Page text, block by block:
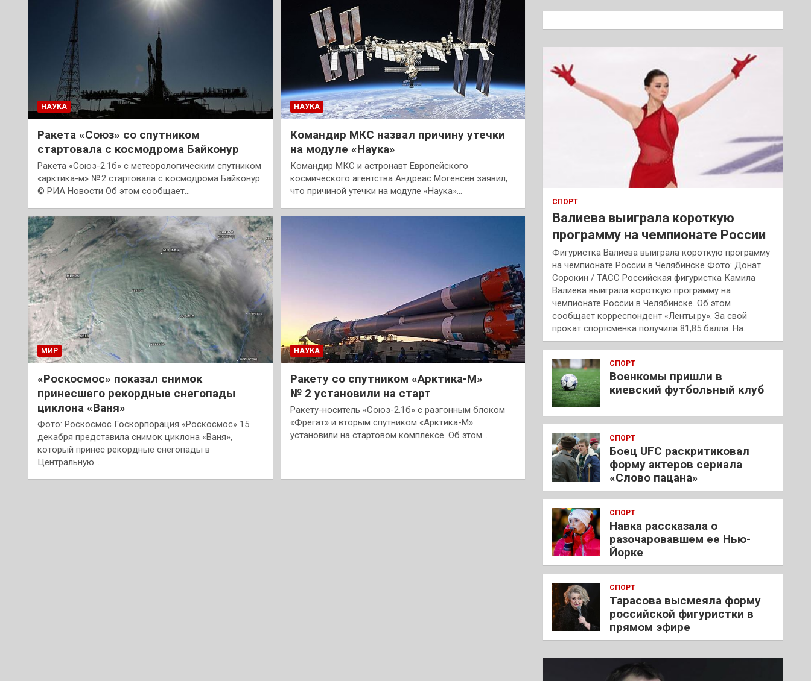
НАУКА
Ракета «Союз» со спутником
стартовала с космодрома Байконур
Ракета «Союз-2.1б» с метеорологическим спутником
«арктика-м» № 2 стартовала с космодрома Байконур.
© РИА Новости Об этом сообщает…
НАУКА
Командир МКС назвал причину утечки
на модуле «Наука»
Командир МКС и астронавт Европейского
космического агентства Андреас Могенсен заявил,
что причиной утечки на модуле «Наука»…
МИР
«Роскосмос» показал снимок
принесшего рекордные снегопады
циклона «Ваня»
Фото: Роскосмос Госкорпорация «Роскосмос» 15
декабря представила снимок циклона «Ваня»,
который принес рекордные снегопады в
Центральную…
НАУКА
Ракету со спутником «Арктика-М»
№ 2 установили на старт
Ракету-носитель «Союз-2.1б» с разгонным блоком
«Фрегат» и вторым спутником «Арктика-М»
установили на стартовом комплексе. Об этом…
к
СПОРТ
Валиева выиграла короткую
программу на чемпионате России
Фигуристка Валиева выиграла короткую программу
на чемпионате России в Челябинске Фото: Донат
Сорокин / ТАСС Российская фигуристка Камила
Валиева выиграла короткую программу на
чемпионате России в Челябинске. Об этом
сообщает корреспондент «Ленты.ру». За свой
прокат спортсменка получила 81,85 балла. На…
СПОРТ
Военкомы пришли в
киевский футбольный клуб
СПОРТ
Боец UFC раскритиковал
форму актеров сериала
«Слово пацана»
СПОРТ
Навка рассказала о
разочаровавшем ее Нью-
Йорке
СПОРТ
Тарасова высмеяла форму
российской фигуристки в
прямом эфире